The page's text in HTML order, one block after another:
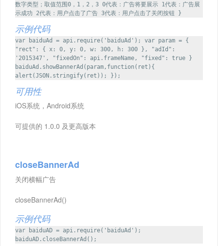
数字类型；取值范围0，1，2，3 0代表：广告将要展示 1代表：广告展
示成功 2代表：用户点击了广告 3代表：用户点击了关闭按钮 }
示例代码
var baiduAd = api.require('baiduAd'); var param = {
"rect": { x: 0, y: 0, w: 300, h: 300 }, "adId":
'2015347', "fixedOn": api.frameName, "fixed": true }
baiduAd.showBannerAd(param,function(ret){
alert(JSON.stringify(ret)); });
可用性
iOS系统，Android系统
可提供的 1.0.0 及更高版本
closeBannerAd
关闭横幅广告
closeBannerAd()
示例代码
var baiduAD = api.require('baiduAd');
baiduAD.closeBannerAd();